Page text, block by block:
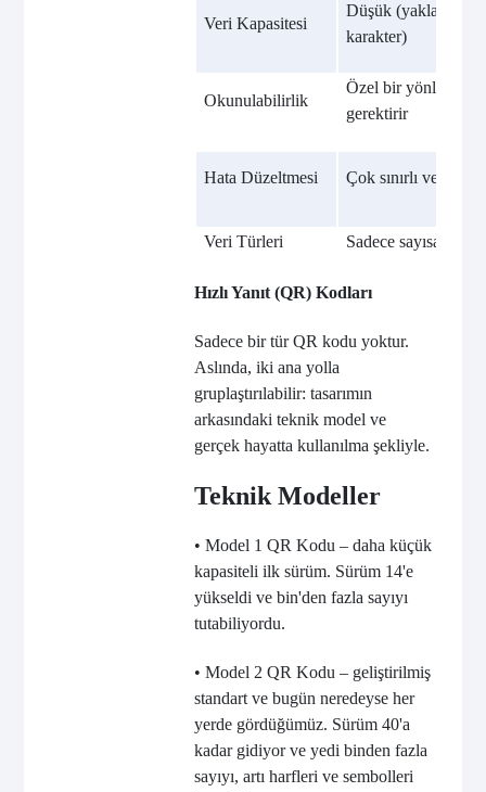
Veri Kapasitesi
Düşük (yaklaşık
karakter)
Okunulabilirlik
Özel bir
gerektirir
Hata Düzeltmesi Çok sınırlı veya hiç
Veri Türleri Sadece sayısal
Hızlı Yanıt (QR) Kodları
Sadece bir tür QR kodu yoktur.
Aslında, iki ana yolla
gruplaştırılabilir: tasarımın
arkasındaki teknik model ve
gerçek hayatta kullanılma şekliyle.
Teknik Modeller
• Model 1 QR Kodu – daha küçük
kapasiteli ilk sürüm. Sürüm 14'e
yükseldi ve bin'den fazla sayıyı
tutabiliyordu.
• Model 2 QR Kodu – geliştirilmiş
standart ve bugün neredeyse her
yerde gördüğümüz. Sürüm 40'a
kadar gidiyor ve yedi binden fazla
sayıyı, artı harfleri ve sembolleri